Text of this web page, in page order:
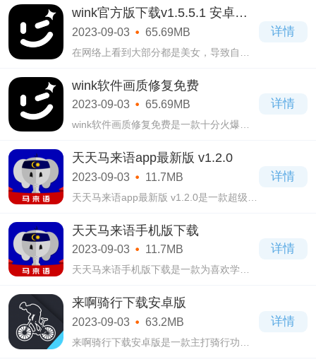
洁大方的页面设计，用户操作起来会无比
的简单，丝毫难度都没有，而且还可以注
册登录
wink官方版下载v1.5.5.1 安卓最
新版
2023-09-03 65.69MB
在网络上看到大部分都是美女，导致自己
wink官方版下载v1.5.5.1 安卓最新版拍摄软
件，当你下载安装了之后，也可以成为大
美女，而
详情
wink软件画质修复免费
2023-09-03 65.69MB
wink软件画质修复免费是一款十分火爆的
打造的软件，用户们可以随时进去使用，
没有一点时间和空间限制，保证你们使用
之后都
详情
天天马来语app最新版 v1.2.0
2023-09-03 11.7MB
天天马来语app最新版 v1.2.0是一款超级好
来语app最新版 v1.2.0软件当中能够学习到
马来西亚的语言，学起来也不会感觉到枯
燥无味
详情
天天马来语手机版下载
2023-09-03 11.7MB
天天马来语手机版下载是一款为喜欢学习
有着非常齐全的语音功能，还包含了各种
场景的对话，让你可以真实的模拟相关对
话内容
详情
来啊骑行下载安卓版
2023-09-03 63.2MB
来啊骑行下载安卓版是一款主打骑行功能
详情